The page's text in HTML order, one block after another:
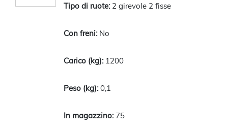
2 girevole 2 fisse
No
1200
0,1
75